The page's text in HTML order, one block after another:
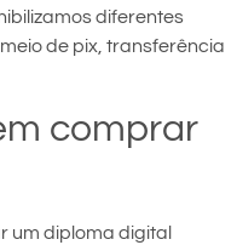
diferentes
de pix, transferência
comprar
um diploma digital